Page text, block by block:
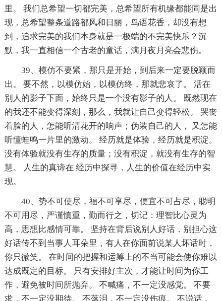
里。 我们总希望一切都完美，总希望所有机缘都能同是出
现，总希望整条道路都风和日丽，鸟语花香，却没有想
到，追求完美的我们本身就是一极端的不完美快乐？沉
默，我一直相信一个古老的童话，满月夜月亮会悲伤。
39、模仿不要紧，那只是开始，到后来一定要脱颖而
出。 要不然，以模仿始，以模仿终，那就悲哀了。 活在
别人的影子下面，始终只是一个没有影子的人。 既然现在
的我还不能变得深刻，那么，我就让自己变得轻松。 哭丧
着脸的人，怎能听清花开的响声；伪装自己的人， 又怎能
听懂蛙鸣一片里的激动。 经历就是体验，经历就是积淀。
没有体验就没有生存的质量；没有积淀，就没有生存的智
慧。 人生的真谛在 经历中探寻，人生的价值在经历中实
现。
40、势不可使尽，福不可享尽，便宜不可占尽，聪明
不可用尽，严谨慎重，勤而行之，切记：理智比心灵为
高，思想比感情可靠。 坚持在背后说别人好话，别担心这
好话传不到当事人耳朵里，有人在你面前说某人坏话时，
你只微笑。 在时间的把握和运筹上的不当可能会使你难以
达成既定的目标。 只有安排好主次，才能让时间为你工
作，避免被时间所抛弃。 不喊痛，不一定没感觉。 不要
求，不一定没期待。 不落泪，不一定没伤痕。 不说话，